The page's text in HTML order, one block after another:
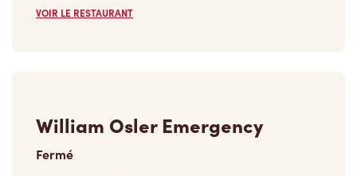
VOIR LE RESTAURANT
William Osler Emergency
Fermé